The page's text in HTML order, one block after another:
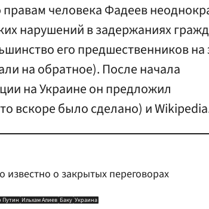
правам человека Фадеев
нарушений в задержаниях
его предшественников на
на обратное). После начала
на Украине он предложил
вскоре было сделано) и
известно о закрытых переговорах
Путин Ильхам Алиев Баку Украина